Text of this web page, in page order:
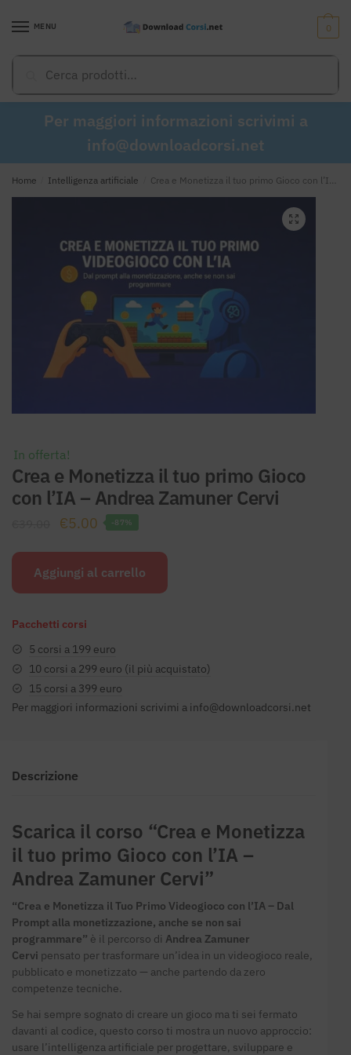
MENU
Cerca
0
Per maggiori informazioni scrivimi a
info@downloadcorsi.net
Home Intelligenza artificiale Crea e Monetizza il tuo primo Gioco con l’IA – Andrea Zamuner Cervi
In offerta!
Crea e Monetizza il tuo primo Gioco
con l’IA – Andrea Zamuner Cervi
Il
originale
€5.00 Il
attuale
-87%
Aggiungi al carrello
Pacchetti corsi
5 corsi a 199 euro
10 corsi a 299 euro (il più acquistato)
15 corsi a 399 euro
Per maggiori informazioni scrivimi a info@downloadcorsi.net
Descrizione
Scarica il corso “Crea e Monetizza
il tuo primo Gioco con l’IA –
Andrea Zamuner Cervi”
“Crea e Monetizza il Tuo Primo Videogioco con l’IA – Dal
Prompt alla monetizzazione, anche se non sai
programmare” è il percorso di Andrea Zamuner
Cervi pensato per trasformare un’idea in un videogioco reale,
pubblicato e monetizzato — anche partendo da zero
competenze tecniche.
Se hai sempre sognato di creare un gioco ma ti sei fermato
davanti al codice, questo corso ti mostra un nuovo approccio:
usare l’intelligenza artificiale per progettare, sviluppare e